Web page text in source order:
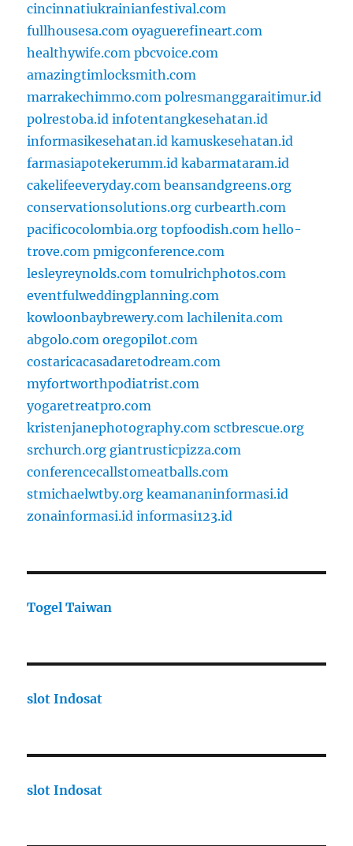
cincinnatiukrainianfestival.com
fullhousesa.com oyaguerefineart.com
healthywife.com pbcvoice.com
amazingtimlocksmith.com
marrakechimmo.com polresmanggaraitimur.id
polrestoba.id infotentangkesehatan.id
informasikesehatan.id kamuskesehatan.id
farmasiapotekerumm.id kabarmataram.id
cakelifeeveryday.com beansandgreens.org
conservationsolutions.org curbearth.com
pacificocolombia.org topfoodish.com hello-
trove.com pmigconference.com
lesleyreynolds.com tomulrichphotos.com
eventfulweddingplanning.com
kowloonbaybrewery.com lachilenita.com
abgolo.com oregopilot.com
costaricacasadaretodream.com
myfortworthpodiatrist.com
yogaretreatpro.com
kristenjanephotography.com sctbrescue.org
srchurch.org giantrusticpizza.com
conferencecallstomeatballs.com
stmichaelwtby.org keamananinformasi.id
zonainformasi.id informasi123.id
Togel Taiwan
slot Indosat
slot Indosat